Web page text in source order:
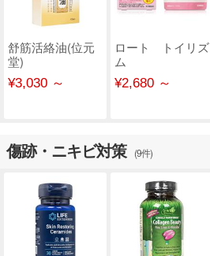
舒筋活絡油(位元
堂)
¥3,030 ～
ロート トイリズ
ム
¥2,680 ～
傷跡・ニキビ対策 (9件)